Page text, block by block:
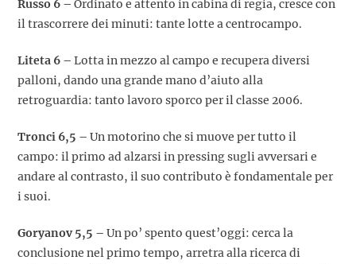
Russo 6 – Ordinato e attento in cabina di regia, cresce con
il trascorrere dei minuti: tante lotte a centrocampo.
Liteta 6 – Lotta in mezzo al campo e recupera diversi
palloni, dando una grande mano d’aiuto alla
retroguardia: tanto lavoro sporco per il classe 2006.
Tronci 6,5 – Un motorino che si muove per tutto il
campo: il primo ad alzarsi in pressing sugli avversari e
andare al contrasto, il suo contributo è fondamentale per
i suoi.
Goryanov 5,5 – Un po’ spento quest’oggi: cerca la
conclusione nel primo tempo, arretra alla ricerca di